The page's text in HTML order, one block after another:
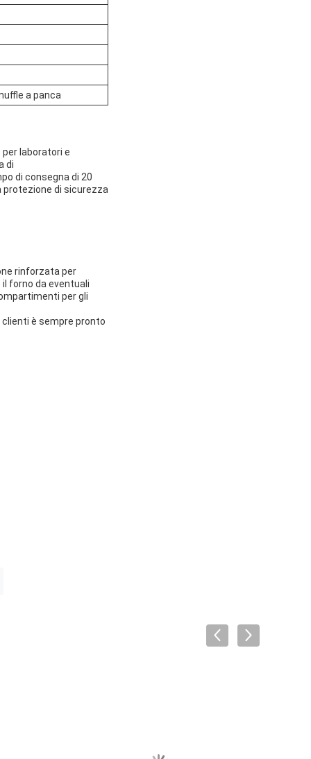
a panca
laboratori e
di
di consegna di 20
protezione di sicurezza
rinforzata per
forno da eventuali
per gli
è sempre pronto